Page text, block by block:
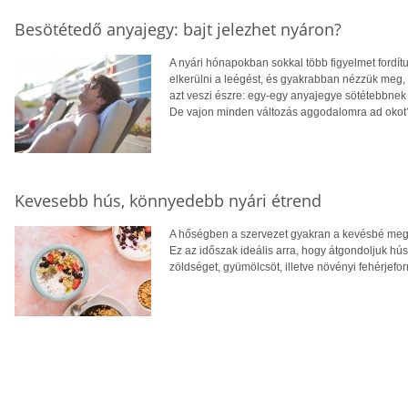
Besötétedő anyajegy: bajt jelezhet nyáron?
A nyári hónapokban sokkal több figyelmet
elkerülni a leégést, és gyakrabban nézzük
azt veszi észre: egy-egy anyajegye
De vajon minden változás aggodalomra ad
Kevesebb hús, könnyedebb nyári étrend
A hőségben a szervezet gyakran a kevésbé
Ez az időszak ideális arra, hogy átgondoljuk
zöldséget, gyümölcsöt, illetve növényi